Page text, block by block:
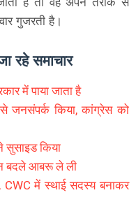
गुजरती है।
रहे समाचार
में पाया जाता है
से जनसंपर्क किया, कांग्रेस को
सुसाइड किया
बदले आबरू ले ली
CWC में स्थाई सदस्य बनाकर